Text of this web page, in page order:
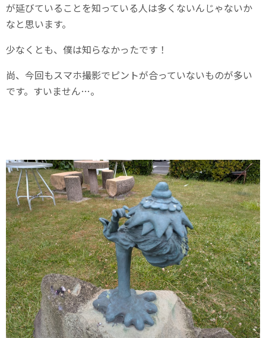
が延びていることを知っている人は多くないんじゃないか
なと思います。
少なくとも、僕は知らなかったです！
尚、今回もスマホ撮影でピントが合っていないものが多い
です。すいません…。